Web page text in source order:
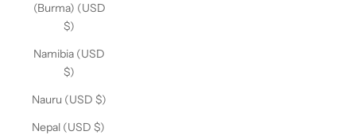
(Burma) (USD
$)
Namibia (USD
$)
Nauru (USD $)
Nepal (USD $)